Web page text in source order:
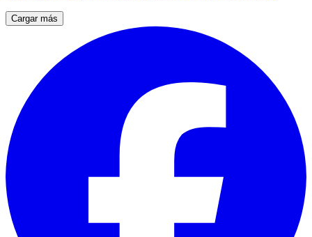
Cargar más